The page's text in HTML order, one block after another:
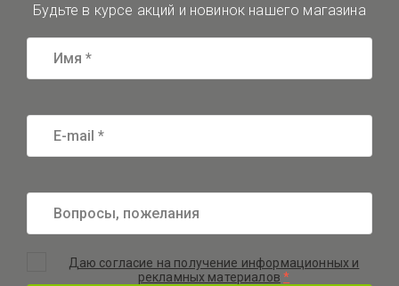
Будьте в курсе акций и новинок нашего магазина
Даю согласие на получение информационных и
рекламных материалов *